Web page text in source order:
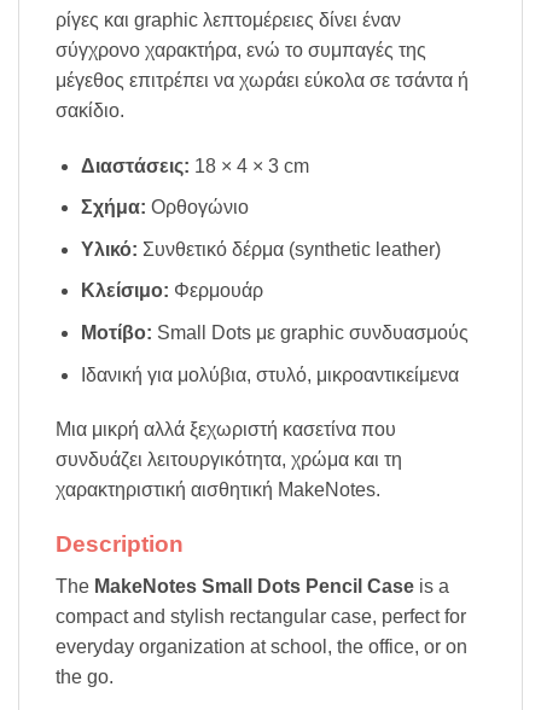
ρίγες και graphic λεπτομέρειες δίνει έναν
σύγχρονο χαρακτήρα, ενώ το συμπαγές της
μέγεθος επιτρέπει να χωράει εύκολα σε τσάντα ή
σακίδιο.
Διαστάσεις: 18 × 4 × 3 cm
Σχήμα: Ορθογώνιο
Υλικό: Συνθετικό δέρμα (synthetic leather)
Κλείσιμο: Φερμουάρ
Μοτίβο: Small Dots με graphic συνδυασμούς
Ιδανική για μολύβια, στυλό, μικροαντικείμενα
Μια μικρή αλλά ξεχωριστή κασετίνα που
συνδυάζει λειτουργικότητα, χρώμα και τη
χαρακτηριστική αισθητική MakeNotes.
Description
The MakeNotes Small Dots Pencil Case is a
compact and stylish rectangular case, perfect for
everyday organization at school, the office, or on
the go.